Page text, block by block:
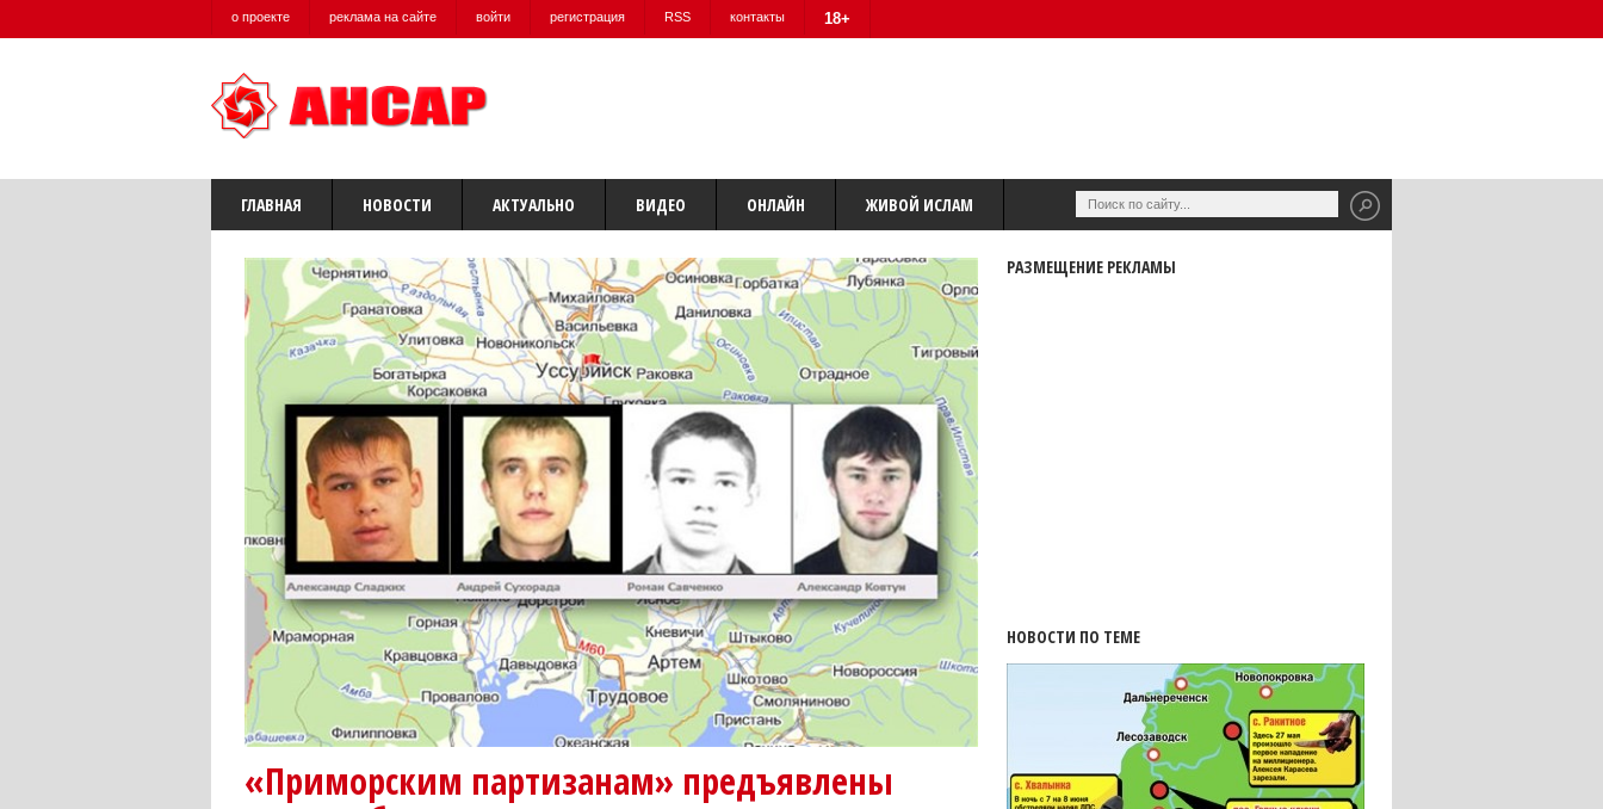
о проекте реклама на сайте войти регистрация RSS контакты 18+
ГЛАВНАЯ НОВОСТИ АКТУАЛЬНО ВИДЕО ОНЛАЙН ЖИВОЙ ИСЛАМ
«Приморским партизанам» предъявлены
РАЗМЕЩЕНИЕ РЕКЛАМЫ
НОВОСТИ ПО ТЕМЕ